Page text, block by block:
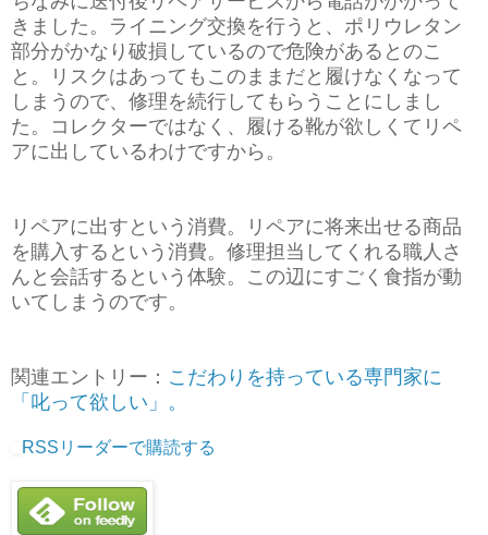
きました。ライニング交換を行うと、ポリウレタン
部分がかなり破損しているので危険があるとのこ
と。リスクはあってもこのままだと履けなくなって
しまうので、修理を続行してもらうことにしまし
た。コレクターではなく、履ける靴が欲しくてリペ
アに出しているわけですから。
リペアに出すという消費。リペアに将来出せる商品
を購入するという消費。修理担当してくれる職人さ
んと会話するという体験。この辺にすごく食指が動
いてしまうのです。
関連エントリー： こだわりを持っている専門家に
「叱って欲しい」。
RSSリーダーで購読する